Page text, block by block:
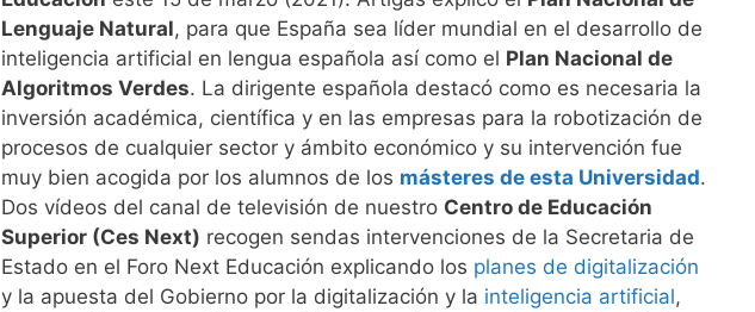
Lenguaje Natural, para que España sea líder mundial en el desarrollo de
inteligencia artificial en lengua española así como el Plan Nacional de
Algoritmos Verdes. La dirigente española destacó como es necesaria la
inversión académica, científica y en las empresas para la robotización de
procesos de cualquier sector y ámbito económico y su intervención fue
muy bien acogida por los alumnos de los másteres de esta Universidad.
Dos vídeos del canal de televisión de nuestro Centro de Educación
Superior (Ces Next) recogen sendas intervenciones de la Secretaria de
Estado en el Foro Next Educación explicando los planes de digitalización
y la apuesta del Gobierno por la digitalización y la inteligencia artificial,